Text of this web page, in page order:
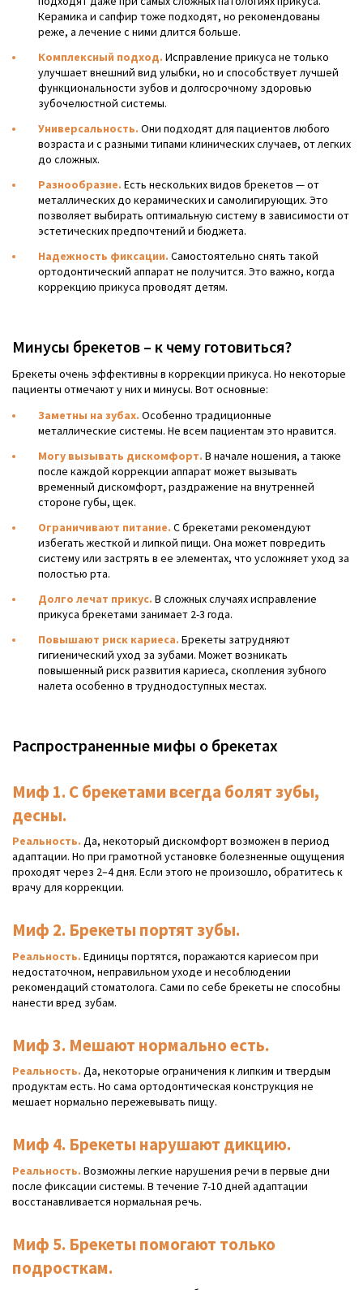
Керамика и сапфир тоже подходят, но рекомендованы
реже, а лечение с ними длится больше.
Комплексный подход. Исправление прикуса не только
улучшает внешний вид улыбки, но и способствует лучшей
функциональности зубов и долгосрочному здоровью
зубочелюстной системы.
Универсальность. Они подходят для пациентов любого
возраста и с разными типами клинических случаев, от легких
до сложных.
Разнообразие. Есть нескольких видов брекетов — от
металлических до керамических и самолигирующих. Это
позволяет выбирать оптимальную систему в зависимости от
эстетических предпочтений и бюджета.
Надежность фиксации. Самостоятельно снять такой
ортодонтический аппарат не получится. Это важно, когда
коррекцию прикуса проводят детям.
Минусы брекетов – к чему готовиться?
Брекеты очень эффективны в коррекции прикуса. Но некоторые
пациенты отмечают у них и минусы. Вот основные:
Заметны на зубах. Особенно традиционные
металлические системы. Не всем пациентам это нравится.
Могу вызывать дискомфорт. В начале ношения, а также
после каждой коррекции аппарат может вызывать
временный дискомфорт, раздражение на внутренней
стороне губы, щек.
Ограничивают питание. С брекетами рекомендуют
избегать жесткой и липкой пищи. Она может повредить
систему или застрять в ее элементах, что усложняет уход за
полостью рта.
Долго лечат прикус. В сложных случаях исправление
прикуса брекетами занимает 2-3 года.
Повышают риск кариеса. Брекеты затрудняют
гигиенический уход за зубами. Может возникать
повышенный риск развития кариеса, скопления зубного
налета особенно в труднодоступных местах.
Распространенные мифы о брекетах
Миф 1. С брекетами всегда болят зубы,
десны.
Реальность. Да, некоторый дискомфорт возможен в период
адаптации. Но при грамотной установке болезненные ощущения
проходят через 2–4 дня. Если этого не произошло, обратитесь к
врачу для коррекции.
Миф 2. Брекеты портят зубы.
Реальность. Единицы портятся, поражаются кариесом при
недостаточном, неправильном уходе и несоблюдении
рекомендаций стоматолога. Сами по себе брекеты не способны
нанести вред зубам.
Миф 3. Мешают нормально есть.
Реальность. Да, некоторые ограничения к липким и твердым
продуктам есть. Но сама ортодонтическая конструкция не
мешает нормально пережевывать пищу.
Миф 4. Брекеты нарушают дикцию.
Реальность. Возможны легкие нарушения речи в первые дни
после фиксации системы. В течение 7-10 дней адаптации
восстанавливается нормальная речь.
Миф 5. Брекеты помогают только
подросткам.